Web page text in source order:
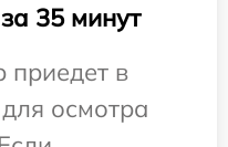
35 минут
в
осмотра